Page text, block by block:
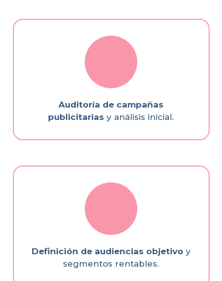
Auditoría de campañas
publicitarias y análisis inicial.
Definición de audiencias objetivo y
segmentos rentables.